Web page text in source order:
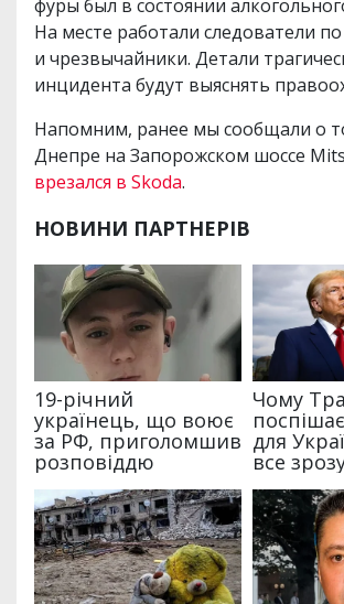
фуры был в состоянии
На месте работали следователи
и чрезвычайники. Детали
инцидента будут выяснять
Напомним, ранее мы сообщали о
Днепре на Запорожском шоссе
врезался в Skoda.